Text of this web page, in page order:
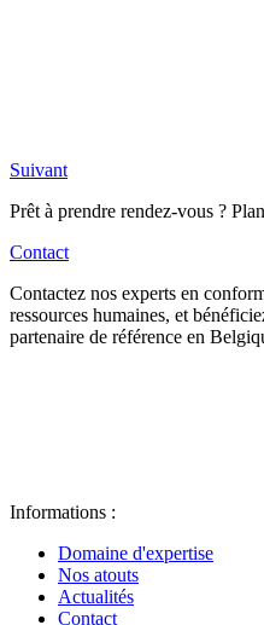
Suivant
Prêt à prendre rendez-vous ?
Contact
Contactez nos experts en
ressources humaines, et
partenaire de référence en
Informations :
Domaine d'expertise
Nos atouts
Actualités
Contact